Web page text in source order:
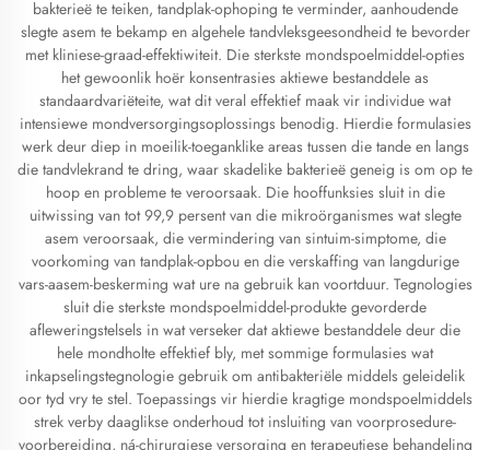
bakterieë te teiken, tandplak-ophoping te verminder, aanhoudende
slegte asem te bekamp en algehele tandvleksgeesondheid te bevorder
met kliniese-graad-effektiwiteit. Die sterkste mondspoelmiddel-opties
het gewoonlik hoër konsentrasies aktiewe bestanddele as
standaardvariëteite, wat dit veral effektief maak vir individue wat
intensiewe mondversorgingsoplossings benodig. Hierdie formulasies
werk deur diep in moeilik-toeganklike areas tussen die tande en langs
die tandvlekrand te dring, waar skadelike bakterieë geneig is om op te
hoop en probleme te veroorsaak. Die hooffunksies sluit in die
uitwissing van tot 99,9 persent van die mikroörganismes wat slegte
asem veroorsaak, die vermindering van sintuim-simptome, die
voorkoming van tandplak-opbou en die verskaffing van langdurige
vars-aasem-beskerming wat ure na gebruik kan voortduur. Tegnologies
sluit die sterkste mondspoelmiddel-produkte gevorderde
afleweringstelsels in wat verseker dat aktiewe bestanddele deur die
hele mondholte effektief bly, met sommige formulasies wat
inkapselingstegnologie gebruik om antibakteriële middels geleidelik
oor tyd vry te stel. Toepassings vir hierdie kragtige mondspoelmiddels
strek verby daaglikse onderhoud tot insluiting van voorprosedure-
voorbereiding, ná-chirurgiese versorging en terapeutiese behandeling